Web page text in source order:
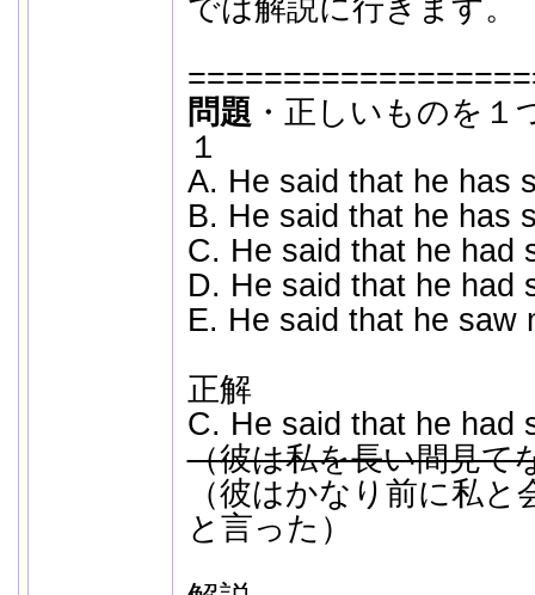
では解説に行きます。
問題 ・正しいものを１
１
A. He said that he has
B. He said that he has
C. He said that he had
D. He said that he had
E. He said that he saw
正解
C. He said that he had
（彼は私を長い間見て
（彼はかなり前に私
と言った）